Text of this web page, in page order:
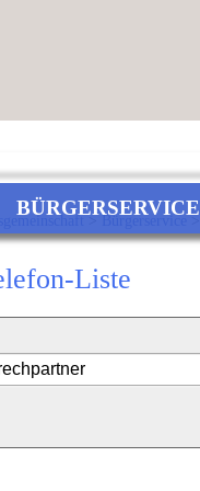
BÜRGERSERVICE
>Bürgerservice>
Liste